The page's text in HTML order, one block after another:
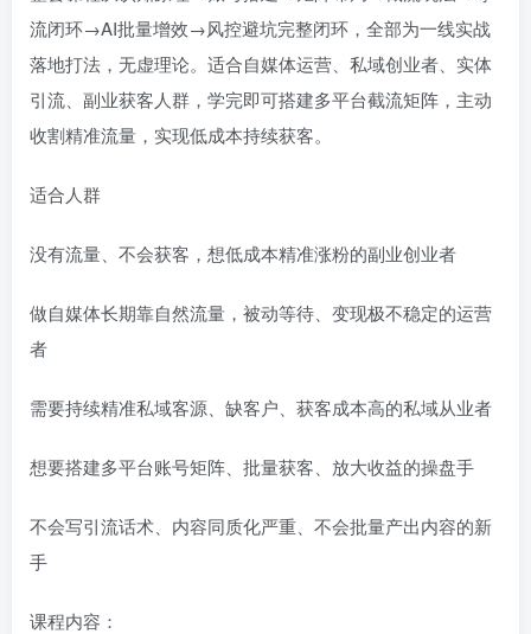
流闭环→AI批量增效→风控避坑完整闭环，全部为一线实战
落地打法，无虚理论。适合自媒体运营、私域创业者、实体
引流、副业获客人群，学完即可搭建多平台截流矩阵，主动
收割精准流量，实现低成本持续获客。
适合人群
没有流量、不会获客，想低成本精准涨粉的副业创业者
做自媒体长期靠自然流量，被动等待、变现极不稳定的运营
者
需要持续精准私域客源、缺客户、获客成本高的私域从业者
想要搭建多平台账号矩阵、批量获客、放大收益的操盘手
不会写引流话术、内容同质化严重、不会批量产出内容的新
手
课程内容：